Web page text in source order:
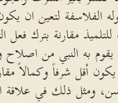
الفلاسفة لتعين ان
مقارنة بترك فعل
يقوم به النبي من اصلاح
أقل شرفاً وكمالاً
ومثل ذلك في علاقة